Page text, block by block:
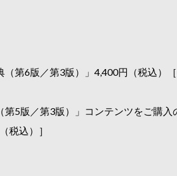
第6版／第3版）」4,400円（税込）
第5版／第3版）」コンテンツをご購
税込）］